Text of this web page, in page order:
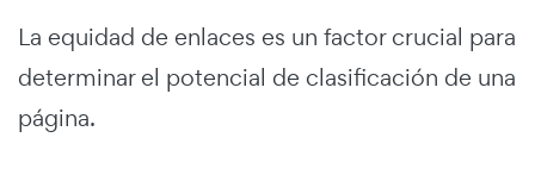
La equidad de enlaces es un factor crucial para
determinar el potencial de clasificación de una
página.